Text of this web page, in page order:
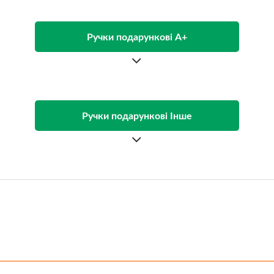
Ручки подарункові А+
Ручки подарункові Інше